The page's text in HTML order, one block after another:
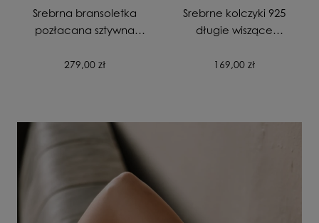
Srebrna bransoletka
pozłacana sztywna
próba 925
279,00 zł
Srebrne kolczyki 925
długie wiszące
Anioła
169,00 zł